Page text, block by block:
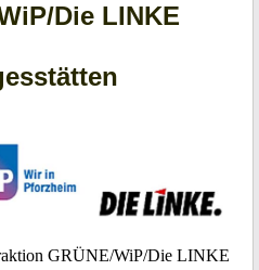
Die LINKE
GRÜNE/WiP/Die LINKE